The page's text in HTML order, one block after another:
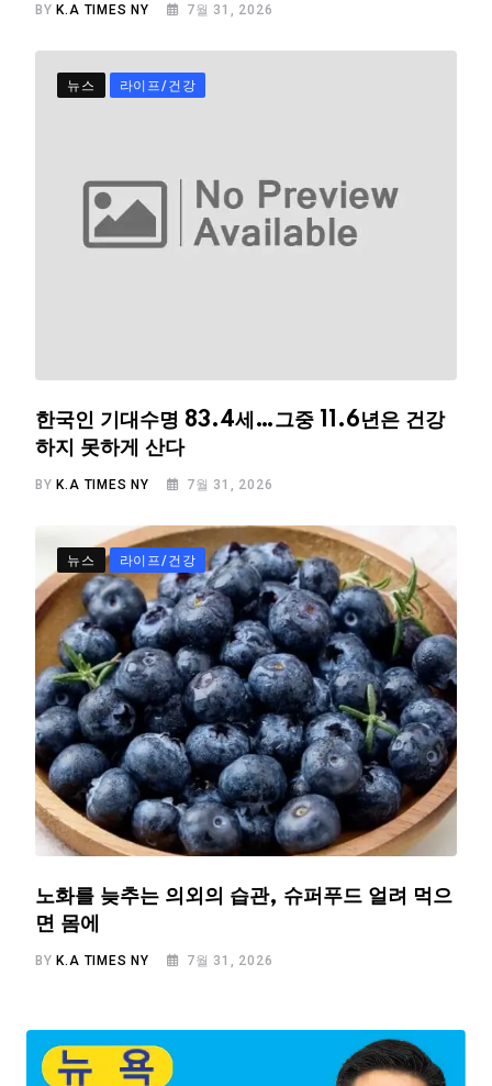
BY K.A TIMES NY 7월 31, 2026
뉴스 라이프/건강
한국인 기대수명 83.4세…그중 11.6년은 건강
하지 못하게 산다
BY K.A TIMES NY 7월 31, 2026
뉴스 라이프/건강
노화를 늦추는 의외의 습관, 슈퍼푸드 얼려 먹으
면 몸에
BYK.A TIMES NY 7월 31, 2026